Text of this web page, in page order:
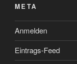
META
Anmelden
Eintrags-Feed